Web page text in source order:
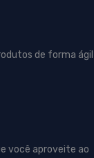
de forma ágil
você aproveite ao